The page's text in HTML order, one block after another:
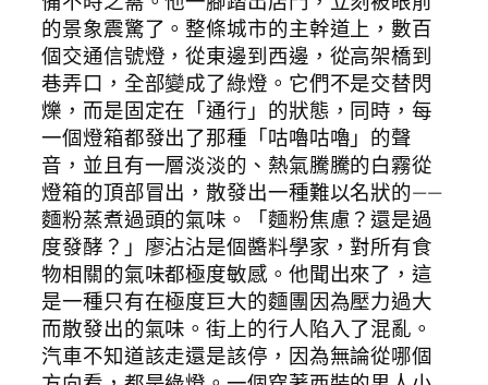
的景象震驚了。整條城市的主幹道上，數百
個交通信號燈，從東邊到西邊，從高架橋到
巷弄口，全部變成了綠燈。它們不是交替閃
爍，而是固定在「通行」的狀態，同時，每
一個燈箱都發出了那種「咕嚕咕嚕」的聲
音，並且有一層淡淡的、熱氣騰騰的白霧從
燈箱的頂部冒出，散發出一種難以名狀的——
麵粉蒸煮過頭的氣味。「麵粉焦慮？還是過
度發酵？」廖沾沾是個醬料學家，對所有食
物相關的氣味都極度敏感。他聞出來了，這
是一種只有在極度巨大的麵團因為壓力過大
而散發出的氣味。街上的行人陷入了混亂。
汽車不知道該走還是該停，因為無論從哪個